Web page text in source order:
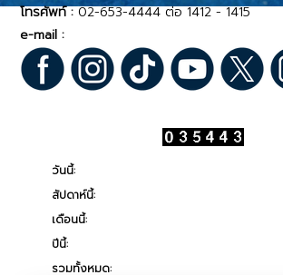
โทรศัพท์ :02-653-4444 ต่อ 1412 - 1415
e-mail :
วันนี้:
สัปดาห์นี้:
เดือนนี้:
ปีนี้:
รวมทั้งหมด: